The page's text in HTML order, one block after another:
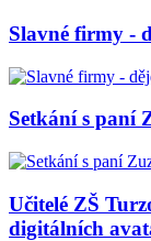
Slavné firmy -
Setkání s paní
Učitelé ZŠ
digitálních